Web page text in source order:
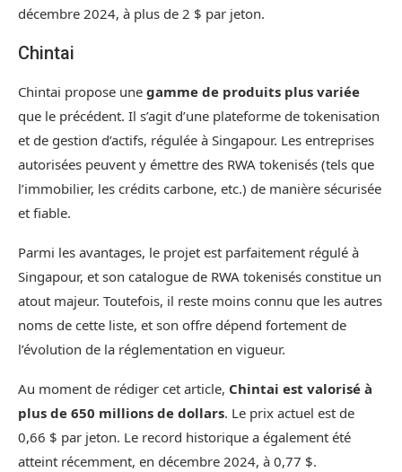
décembre 2024, à plus de 2 $ par jeton.
Chintai
Chintai propose une gamme de produits plus variée
que le précédent. Il s’agit d’une plateforme de tokenisation
et de gestion d’actifs, régulée à Singapour. Les entreprises
autorisées peuvent y émettre des RWA tokenisés (tels que
l’immobilier, les crédits carbone, etc.) de manière sécurisée
et fiable.
Parmi les avantages, le projet est parfaitement régulé à
Singapour, et son catalogue de RWA tokenisés constitue un
atout majeur. Toutefois, il reste moins connu que les autres
noms de cette liste, et son offre dépend fortement de
l’évolution de la réglementation en vigueur.
Au moment de rédiger cet article, Chintai est valorisé à
plus de 650 millions de dollars. Le prix actuel est de
0,66 $ par jeton. Le record historique a également été
atteint récemment, en décembre 2024, à 0,77 $.